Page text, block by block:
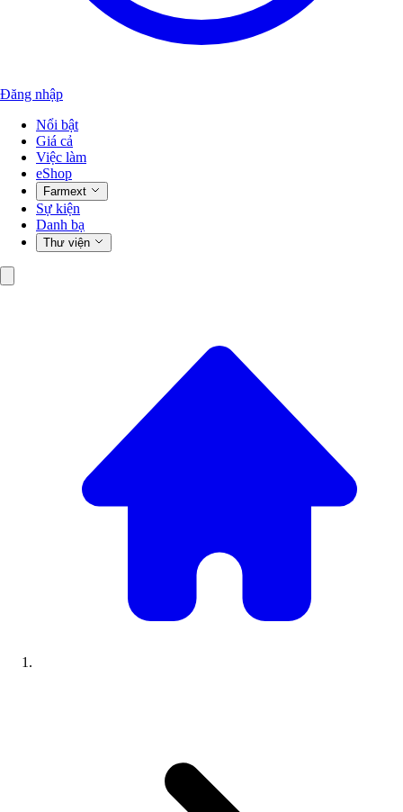
Đăng nhập
Nổi bật
Giá cả
Việc làm
eShop
Farmext
Sự kiện
Danh bạ
Thư viện